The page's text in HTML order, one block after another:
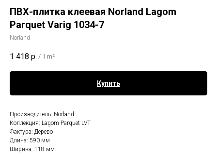
ПВХ-плитка клеевая Norland Lagom
Parquet Varig 1034-7
Norland
1 418 р. / 1 m²
Купить
Производитель: Norland
Коллекция: Lagom Parquet LVT
Фактура: Дерево
Длина: 590 мм
Ширина: 118 мм